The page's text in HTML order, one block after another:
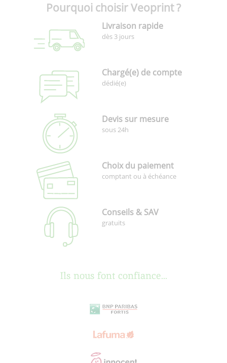
Pourquoi choisir Veoprint ?
Livraison rapide
dès 3 jours
Chargé(e) de compte
dédié(e)
Devis sur mesure
sous 24h
Choix du paiement
comptant ou à échéance
Conseils & SAV
gratuits
Ils nous font confiance...